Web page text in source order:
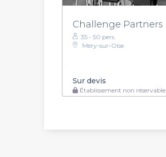
Challenge Partners
35 - 50 pers.
Méry-sur-Oise
Sur devis
Établissement non réservable